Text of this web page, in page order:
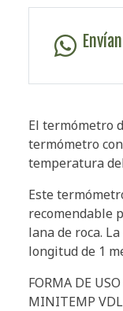
El termómetro
termómetro
temperatura
Este
recomendable
lana de roca.
longitud de 1
FORMA DE
MINITEMP VDL